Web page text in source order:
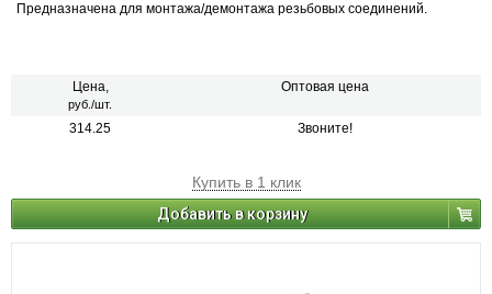
Предназначена для монтажа/демонтажа резьбовых соединений.
Цена,
руб./шт.
Оптовая цена
314.25 Звоните!
Купить в 1 клик
Добавить в корзину